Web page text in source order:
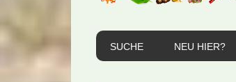
SUCHE NEU HIER?